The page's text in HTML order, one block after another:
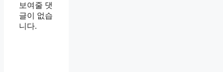
보여줄 댓
글이 없습
니다.